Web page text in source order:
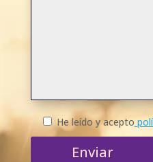
He leído y acepto
Enviar